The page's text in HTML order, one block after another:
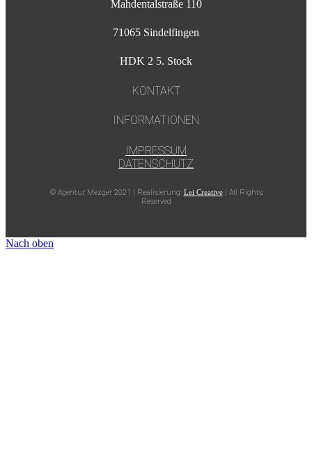
Mahdentalstraße 110
71065 Sindelfingen
HDK 2 5. Stock
KONTAKT
INFORMATIONEN
IMPRESSUM
DATENSCHUTZ
© Agentur Mezger 2021 | Realisierung: Lei Creative| All Rights
Reserved
Nach oben